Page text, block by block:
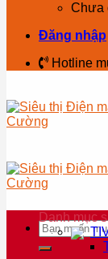
Chưa
Đăng nhập
Hotline
Tìm
kiếm:
Danh mục